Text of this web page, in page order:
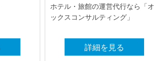
ホテル・旅館の運営代行なら「オ
ックスコンサルティング」
詳細を見る